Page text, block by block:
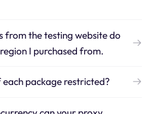
from the testing website do
I purchased from.
package restricted?